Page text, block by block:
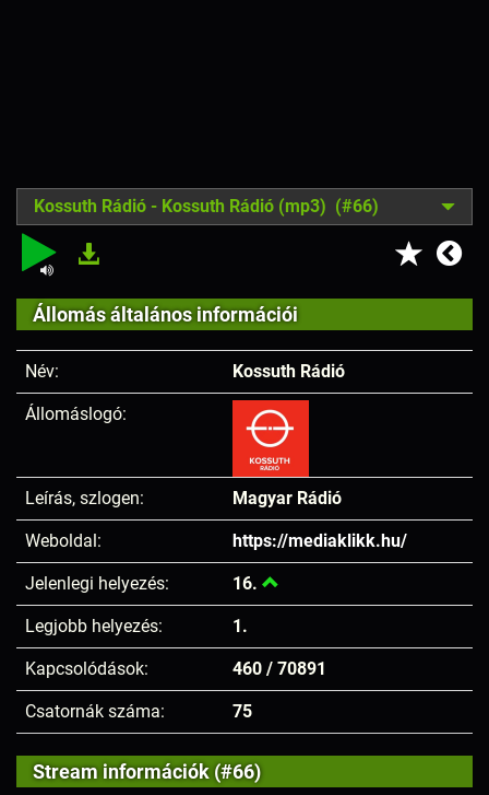
Kossuth Rádió - Kossuth Rádió (mp3) (#66)
Állomás általános információi
Név: Kossuth Rádió
Állomáslogó:
Leírás, szlogen: Magyar Rádió
Weboldal: https://mediaklikk.hu/
Jelenlegi helyezés: 16.
Legjobb helyezés: 1.
Kapcsolódások: 460 / 70891
Csatornák száma: 75
Stream információk (#66)